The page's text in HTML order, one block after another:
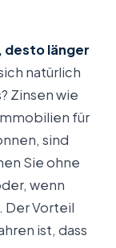
desto länger
natürlich
Zinsen wie
für
sind
Sie ohne
wenn
Der Vorteil
ist, dass